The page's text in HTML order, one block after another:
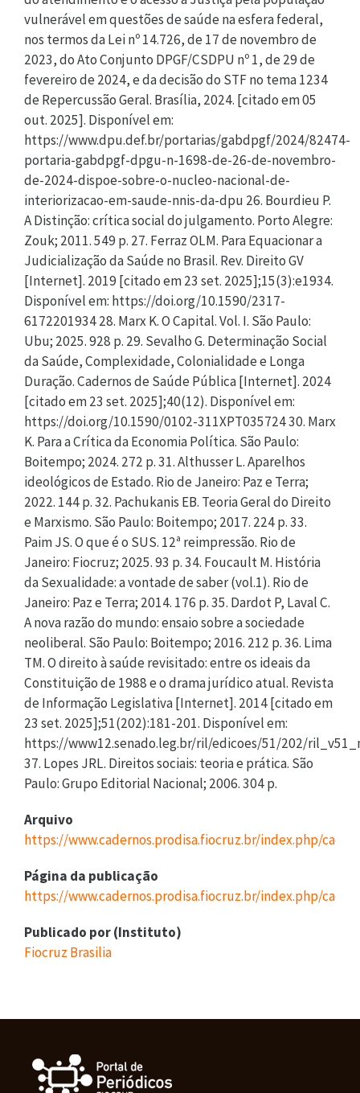
vulnerável em questões de saúde na esfera federal,
nos termos da Lei nº 14.726, de 17 de novembro de
2023, do Ato Conjunto DPGF/CSDPU nº 1, de 29 de
fevereiro de 2024, e da decisão do STF no tema 1234
de Repercussão Geral. Brasília, 2024. [citado em 05
out. 2025]. Disponível em:
https://www.dpu.def.br/portarias/gabdpgf/2024/82474-
portaria-gabdpgf-dpgu-n-1698-de-26-de-novembro-
de-2024-dispoe-sobre-o-nucleo-nacional-de-
interiorizacao-em-saude-nnis-da-dpu 26. Bourdieu P.
A Distinção: crítica social do julgamento. Porto Alegre:
Zouk; 2011. 549 p. 27. Ferraz OLM. Para Equacionar a
Judicialização da Saúde no Brasil. Rev. Direito GV
[Internet]. 2019 [citado em 23 set. 2025];15(3):e1934.
Disponível em: https://doi.org/10.1590/2317-
6172201934 28. Marx K. O Capital. Vol. I. São Paulo:
Ubu; 2025. 928 p. 29. Sevalho G. Determinação Social
da Saúde, Complexidade, Colonialidade e Longa
Duração. Cadernos de Saúde Pública [Internet]. 2024
[citado em 23 set. 2025];40(12). Disponível em:
https://doi.org/10.1590/0102-311XPT035724 30. Marx
K. Para a Crítica da Economia Política. São Paulo:
Boitempo; 2024. 272 p. 31. Althusser L. Aparelhos
ideológicos de Estado. Rio de Janeiro: Paz e Terra;
2022. 144 p. 32. Pachukanis EB. Teoria Geral do Direito
e Marxismo. São Paulo: Boitempo; 2017. 224 p. 33.
Paim JS. O que é o SUS. 12ª reimpressão. Rio de
Janeiro: Fiocruz; 2025. 93 p. 34. Foucault M. História
da Sexualidade: a vontade de saber (vol.1). Rio de
Janeiro: Paz e Terra; 2014. 176 p. 35. Dardot P, Laval C.
A nova razão do mundo: ensaio sobre a sociedade
neoliberal. São Paulo: Boitempo; 2016. 212 p. 36. Lima
TM. O direito à saúde revisitado: entre os ideais da
Constituição de 1988 e o drama jurídico atual. Revista
de Informação Legislativa [Internet]. 2014 [citado em
23 set. 2025];51(202):181-201. Disponível em:
https://www12.senado.leg.br/ril/edicoes/51/202/
37. Lopes JRL. Direitos sociais: teoria e prática. São
Paulo: Grupo Editorial Nacional; 2006. 304 p.
Arquivo
https://www.cadernos.prodisa.fiocruz.br/index.php/
Página da publicação
https://www.cadernos.prodisa.fiocruz.br/index.php/
Publicado por (Instituto)
Fiocruz Brasilia